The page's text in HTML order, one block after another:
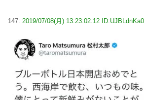
147: 2019/07/08(月) 13:23:02.12 ID:UJBLdnKa0